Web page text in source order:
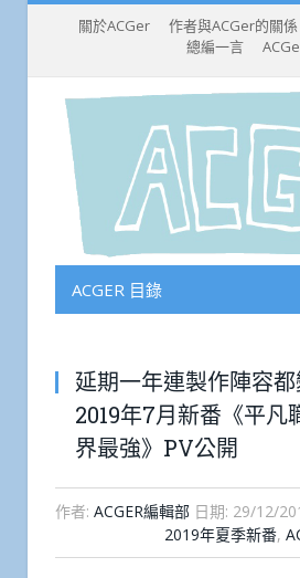
關於ACGer 作者與ACGer的關係
總編一言
ACGER 目錄
延期一年連製作陣容都
2019年7月新番《平凡
界最強》PV公開
作者: ACGER編輯部 日期: 29/12/
2019年夏季新番,